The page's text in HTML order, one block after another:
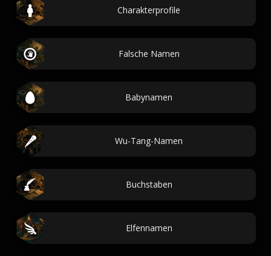
Charakterprofile
Falsche Namen
Babynamen
Wu-Tang-Namen
Buchstaben
Elfennamen